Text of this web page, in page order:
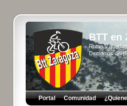
BTT en
Rutas y
Demonios del
Portal Comunidad